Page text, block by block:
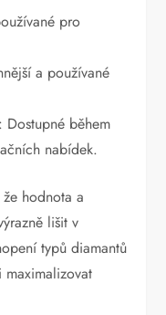
pro
a používané
během
nabídek.
hodnota a
lišit v
typů diamantů